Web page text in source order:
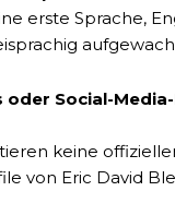
erste Sprache,
oder Social-
keine
von Eric David